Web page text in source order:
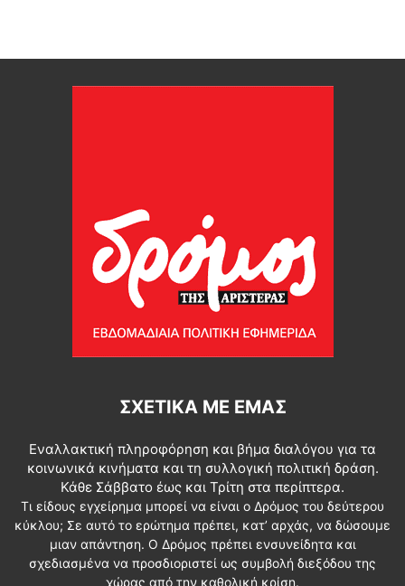
ΣΧΕΤΙΚΆ ΜΕ ΕΜΆΣ
Εναλλακτική πληροφόρηση και βήμα διαλόγου για τα
κοινωνικά κινήματα και τη συλλογική πολιτική δράση.
Κάθε Σάββατο έως και Τρίτη στα περίπτερα.
Τι είδους εγχείρημα μπορεί να είναι ο Δρόμος του δεύτερου
κύκλου; Σε αυτό το ερώτημα πρέπει, κατ’ αρχάς, να δώσουμε
μιαν απάντηση. Ο Δρόμος πρέπει ενσυνείδητα και
σχεδιασμένα να προσδιοριστεί ως συμβολή διεξόδου της
χώρας από την καθολική κρίση.